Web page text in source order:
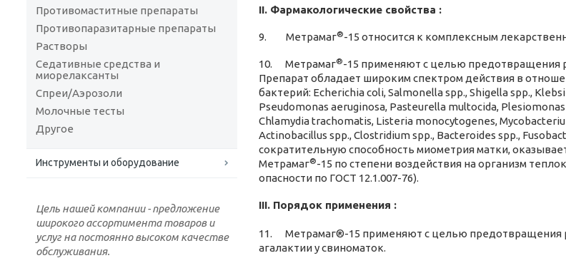
Противомаститные препараты
Противопаразитарные препараты
Растворы
Седативные средства и
миорелаксанты
Спреи/Аэрозоли
Молочные тесты
Другое
Инструменты и оборудование
Цель нашей компании - предложение
широкого ассортимента товаров и
услуг на постоянно высоком качестве
обслуживания.
II. Фармакологические свойства :
9. Метрамаг®-15 относится к комплексным
10. Метрамаг®-15 применяют с целью предотвращения
Препарат обладает широким спектром действия в
бактерий: Echerichia coli, Salmonella spp., Shigella spp.,
Pseudomonas aeruginosa, Pasteurella multocida,
Chlamydia trachomatis, Listeria monocytogenes,
Actinobacillus spp., Clostridium spp., Bacteroides spp.,
сократительную способность миометрия матки,
Метрамаг®-15 по степени воздействия на организм
опасности по ГОСТ 12.1.007-76).
III. Порядок применения :
11. Метрамаг®-15 применяют с целью предотвращения
агалактии у свиноматок.